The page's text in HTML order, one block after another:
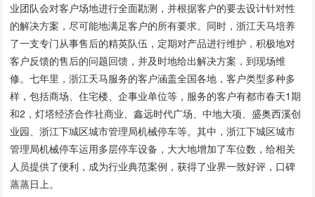
业团队会对客户场地进行全面勘测，并根据客户的要去设计针对性
的解决方案，尽可能地满足客户的所有要求。同时，浙江天马培养
了一支专门从事售后的精英队伍，定期对产品进行维护，积极地对
客户反馈的售后的问题回馈，并及时地给出解决方案，到现场维
修。七年里，浙江天马服务的客户涵盖全国各地，客户类型多种多
样，包括商场、住宅楼、企事业单位等，服务的客户有都市春天1期
和2，灯塔经济合作社商业、鑫远时代广场、中地大项、盛奥西溪创
业园、浙江下城区城市管理局机械停车等。其中，浙江下城区城市
管理局机械停车运用多层停车设备，大大地增加了车位数，给相关
人员提供了便利，成为行业典范案例，获得了业界一致好评，口碑
蒸蒸日上。